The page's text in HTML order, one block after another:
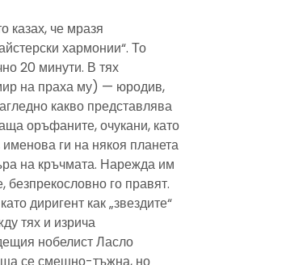
казах, че мразя
хармонии“. То
20 минути. В тях
на праха му) — юродив,
какво представлява
оръфаните, очукани, като
ги на някоя планета
на кръчмата. Нарежда им
безпрекословно го правят.
диригент как „звездите“
тях и изрича
нобелист Ласло